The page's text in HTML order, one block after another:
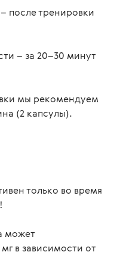
после тренировки
– за 20–30 минут
мы рекомендуем
(2 капсулы).
только во время
может
в зависимости от